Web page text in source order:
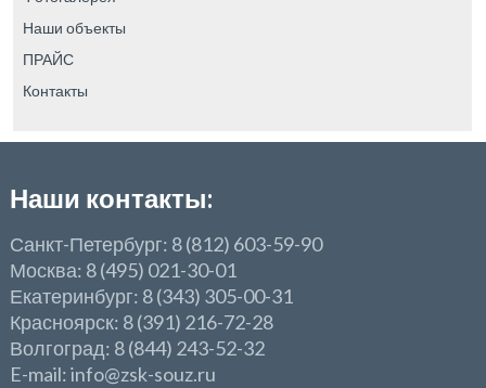
Наши объекты
ПРАЙС
Контакты
Наши контакты:
Санкт-Петербург: 8 (812) 603-59-90
Москва: 8 (495) 021-30-01
Екатеринбург: 8 (343) 305-00-31
Красноярск: 8 (391) 216-72-28
Волгоград: 8 (844) 243-52-32
E-mail: info@zsk-souz.ru